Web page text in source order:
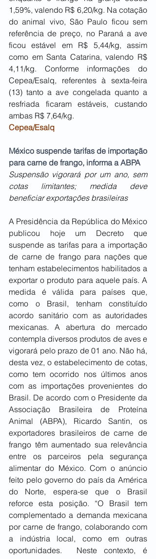
1,59%, valendo R$ 6,20/kg. Na cotação
do animal vivo, São Paulo ficou sem
referência de preço, no Paraná a ave
ficou estável em R$ 5,44/kg, assim
como em Santa Catarina, valendo R$
4,11/kg. Conforme informações do
Cepea/Esalq, referentes à sexta-feira
(13) tanto a ave congelada quanto a
resfriada ficaram estáveis, custando
ambas R$ 7,64/kg.
Cepea/Esalq
México suspende tarifas de importação
para carne de frango, informa a ABPA
Suspensão vigorará por um ano, sem
cotas limitantes; medida deve
beneficiar exportações brasileiras
A Presidência da República do México
publicou hoje um Decreto que
suspende as tarifas para a importação
de carne de frango para nações que
tenham estabelecimentos habilitados a
exportar o produto para aquele país. A
medida é válida para países que,
como o Brasil, tenham constituído
acordo sanitário com as autoridades
mexicanas. A abertura do mercado
contempla diversos produtos de aves e
vigorará pelo prazo de 01 ano. Não há,
desta vez, o estabelecimento de cotas,
como tem ocorrido nos últimos anos
com as importações provenientes do
Brasil. De acordo com o Presidente da
Associação Brasileira de Proteína
Animal (ABPA), Ricardo Santin, os
exportadores brasileiros de carne de
frango têm aumentado sua relevância
entre os parceiros pela segurança
alimentar do México. Com o anúncio
feito pelo governo do país da América
do Norte, espera-se que o Brasil
reforce esta posição. “O Brasil tem
complementado a demanda mexicana
por carne de frango, colaborando com
a indústria local, como em outras
oportunidades.  Neste contexto, é